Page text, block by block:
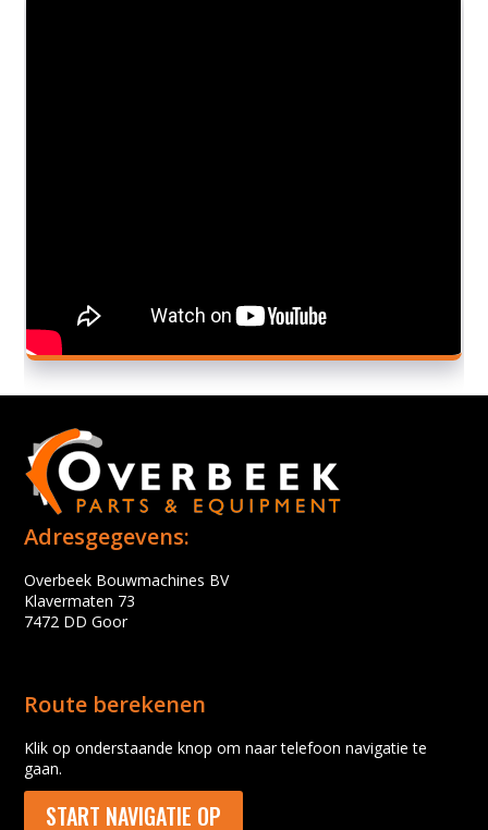
Adresgegevens:
Overbeek Bouwmachines BV
Klavermaten 73
7472 DD Goor
Route berekenen
Klik op onderstaande knop om naar telefoon navigatie te
gaan.
START NAVIGATIE OP